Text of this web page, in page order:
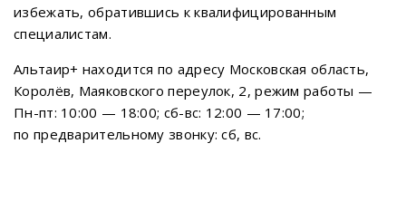
избежать, обратившись к квалифицированным
специалистам.
Альтаир+ находится по адресу Московская область,
Королёв, Маяковского переулок, 2, режим работы —
Пн-пт: 10:00 — 18:00; сб-вс: 12:00 — 17:00;
по предварительному звонку: сб, вс.